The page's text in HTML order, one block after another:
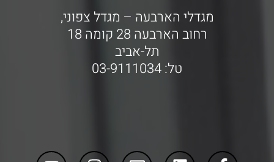
מגדלי הארבעה – מגדל צפוני,
רחוב הארבעה 28 קומה 18
תל-אביב
טל: 03-9111034